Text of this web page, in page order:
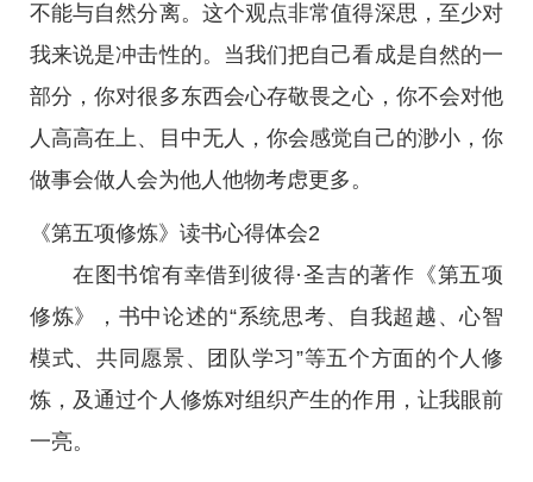
不能与自然分离。这个观点非常值得深思，至少对
我来说是冲击性的。当我们把自己看成是自然的一
部分，你对很多东西会心存敬畏之心，你不会对他
人高高在上、目中无人，你会感觉自己的渺小，你
做事会做人会为他人他物考虑更多。
《第五项修炼》读书心得体会2
在图书馆有幸借到彼得·圣吉的著作《第五项
修炼》，书中论述的“系统思考、自我超越、心智
模式、共同愿景、团队学习”等五个方面的个人修
炼，及通过个人修炼对组织产生的作用，让我眼前
一亮。